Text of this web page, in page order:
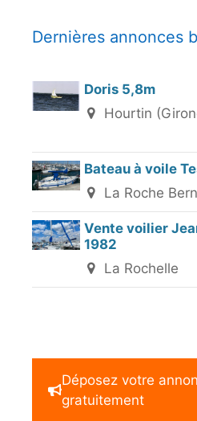
Dernières annonces
Doris 5,8m
Hourtin
Bateau à voile
La Roche
Vente voilier
1982
La Rochelle
Déposez votre
gratuitement